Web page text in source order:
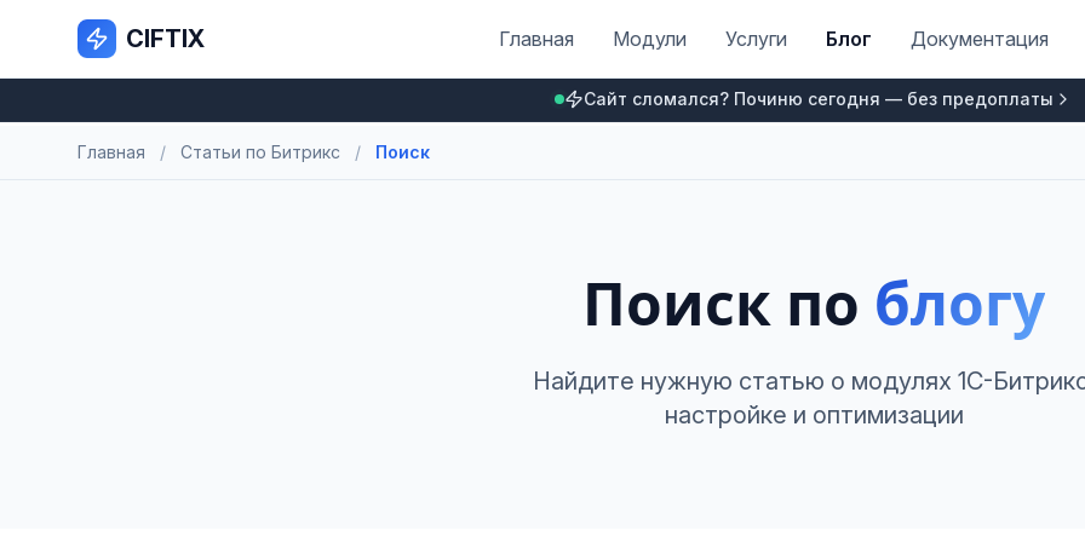
CIFTIX Главная Модули Услуги Блог Документация
Сайт сломался? Починю сегодня — без предоплаты
Главная / Статьи по Битрикс / Поиск
Поиск по блогу
Найдите нужную статью о модулях 1С-
настройке и оптимизации